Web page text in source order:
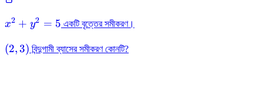
x^{2}+y^{2}=5
x2 + y2 = 5 একটি বৃত্তের সমীকরণ।
(2,3)
(2,3) বিন্দুগামী ব্যাসের সমীকরণ কোনটি?